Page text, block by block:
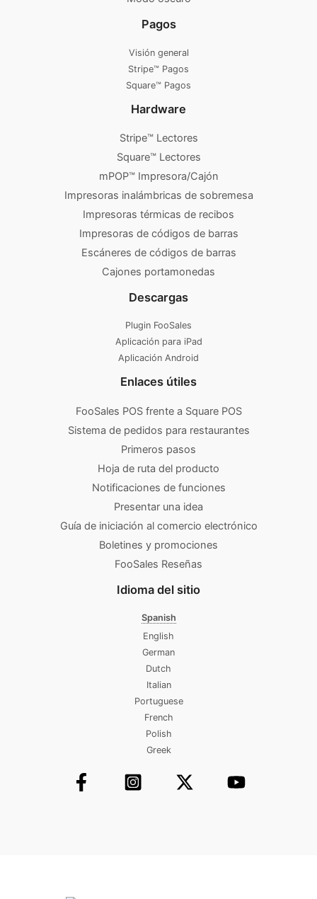
Pagos
Visión general
Stripe™ Pagos
Square™ Pagos
Hardware
Stripe™ Lectores
Square™ Lectores
mPOP™ Impresora/Cajón
Impresoras inalámbricas de sobremesa
Impresoras térmicas de recibos
Impresoras de códigos de barras
Escáneres de códigos de barras
Cajones portamonedas
Descargas
Plugin FooSales
Aplicación para iPad
Aplicación Android
Enlaces útiles
FooSales POS frente a Square POS
Sistema de pedidos para restaurantes
Primeros pasos
Hoja de ruta del producto
Notificaciones de funciones
Presentar una idea
Guía de iniciación al comercio electrónico
Boletines y promociones
FooSales Reseñas
Idioma del sitio
Spanish
English
German
Dutch
Italian
Portuguese
French
Polish
Greek